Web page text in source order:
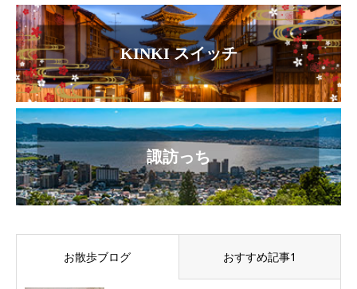
KINKI スイッチ
諏訪っち
お散歩ブログ おすすめ記事1